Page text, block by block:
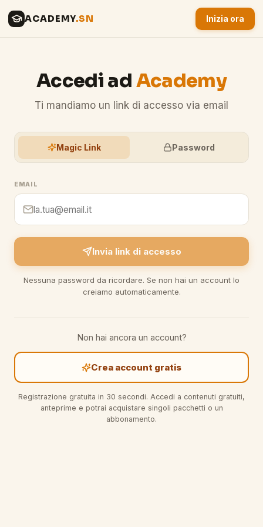
ACADEMY.SN Inizia ora
Accedi ad Academy
Ti mandiamo un link di accesso via email
Magic Link Password
EMAIL
Invia link di accesso
Nessuna password da ricordare. Se non hai un account lo
creiamo automaticamente.
Non hai ancora un account?
Crea account gratis
Registrazione gratuita in 30 secondi. Accedi a contenuti gratuiti,
anteprime e potrai acquistare singoli pacchetti o un
abbonamento.